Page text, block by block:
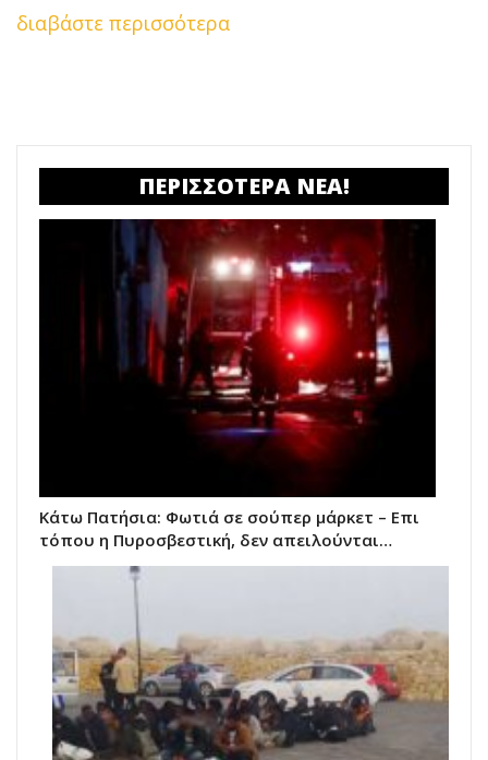
διαβάστε περισσότερα
ΠΕΡΙΣΣΟΤΕΡΑ ΝΕΑ!
Κάτω Πατήσια: Φωτιά σε σούπερ μάρκετ – Επι
τόπου η Πυροσβεστική, δεν απειλούνται…